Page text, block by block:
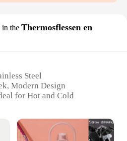
in the Thermosflessen en
Steel
Modern Design
for Hot and Cold
Retention
of Sizes Available